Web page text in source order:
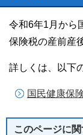
令和6年1月から
保険税の産前産
詳しくは、以下
国民健康保
このページに関